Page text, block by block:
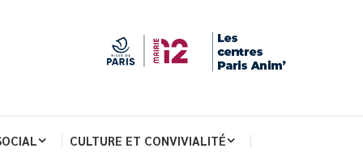
CULTURE ET CONVIVIALITÉ